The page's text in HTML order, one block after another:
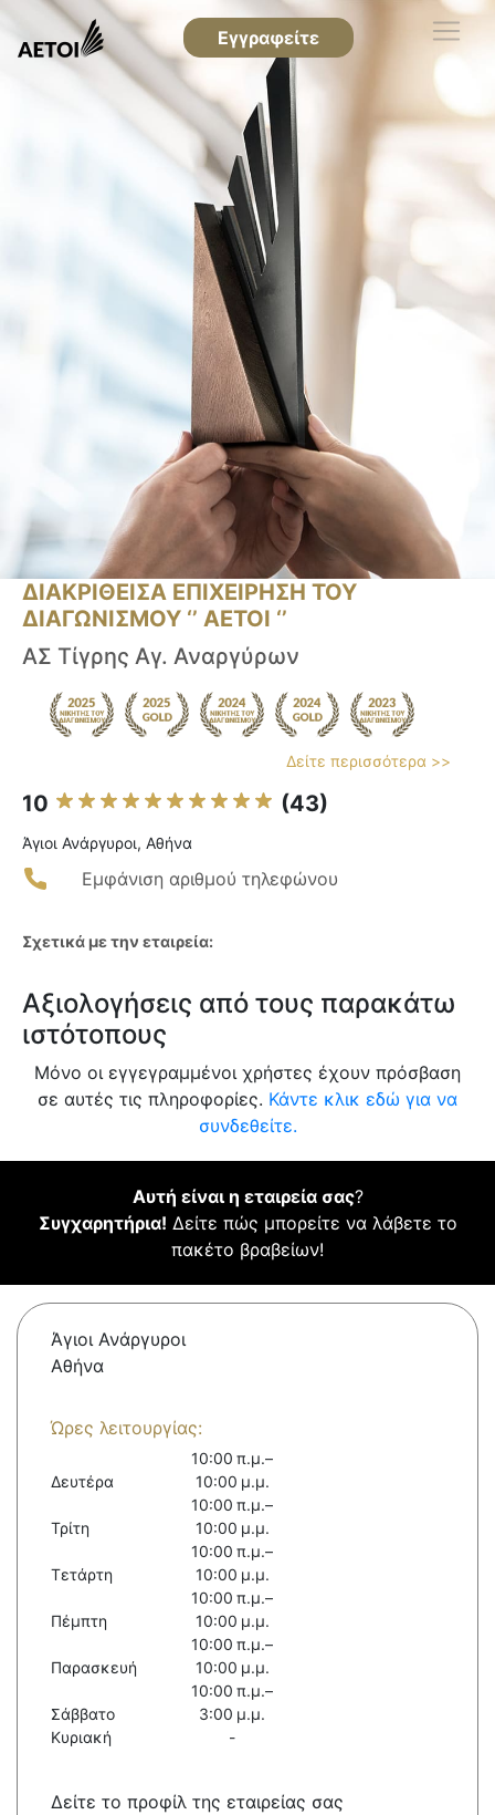
Εγγραφείτε
ΔΙΑΚΡΙΘΕΙΣΑ ΕΠΙΧΕΙΡΗΣΗ ΤΟΥ
ΔΙΑΓΩΝΙΣΜΟΥ ‘’ ΑΕΤΟΙ ‘’
ΑΣ Τίγρης Αγ. Αναργύρων
Δείτε περισσότερα >>
10 (43)
Άγιοι Ανάργυροι, Αθήνα
Εμφάνιση αριθμού τηλεφώνου
Σχετικά με την εταιρεία:
Αξιολογήσεις από τους παρακάτω
ιστότοπους
Μόνο οι εγγεγραμμένοι χρήστες έχουν πρόσβαση
σε αυτές τις πληροφορίες. Κάντε κλικ εδώ για να
συνδεθείτε.
Αυτή είναι η εταιρεία σας?
Συγχαρητήρια! Δείτε πώς μπορείτε να λάβετε το
πακέτο βραβείων!
Άγιοι Ανάργυροι
Αθήνα
Ώρες λειτουργίας:
Δευτέρα
10:00 π.μ.–
10:00 μ.μ.
Τρίτη
10:00 π.μ.–
10:00 μ.μ.
Τετάρτη
10:00 π.μ.–
10:00 μ.μ.
Πέμπτη
10:00 π.μ.–
10:00 μ.μ.
Παρασκευή
10:00 π.μ.–
10:00 μ.μ.
Σάββατο
10:00 π.μ.–
3:00 μ.μ.
Κυριακή
-
Δείτε το προφίλ της εταιρείας σας